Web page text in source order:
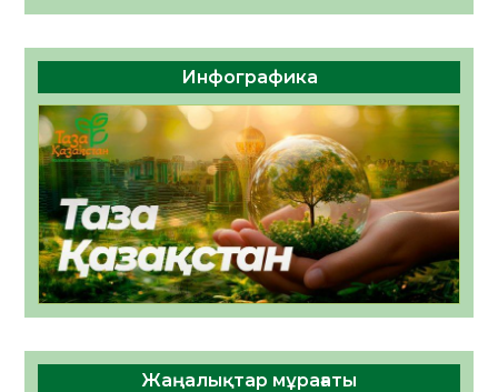
Инфографика
Жаңалықтар мұрағаты